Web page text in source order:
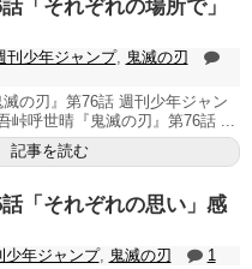
「それぞれの場所で」
刊少年ジャンプ, 鬼滅の刃
の刃』第76話 週刊少年ジャン
峠呼世晴『鬼滅の刃』第76話 ...
記事を読む
「それぞれの思い」感
少年ジャンプ, 鬼滅の刃
1